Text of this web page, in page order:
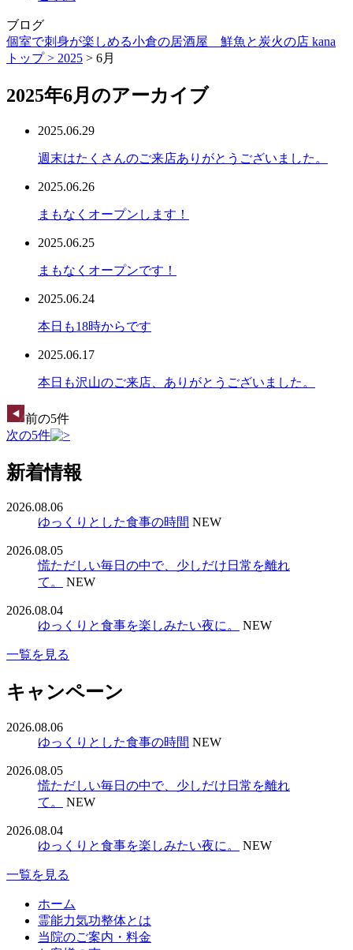
ブログ
個室で刺身が楽しめる小倉の居酒屋 鮮魚と炭火の店 kana
トップ > 2025 > 6月
2025年6月のアーカイブ
2025.06.29
週末はたくさんのご来店ありがとうございました。
2025.06.26
まもなくオープンします！
2025.06.25
まもなくオープンです！
2025.06.24
本日も18時からです
2025.06.17
本日も沢山のご来店、ありがとうございました。
前の5件
次の5件
新着情報
2026.08.06
ゆっくりとした食事の時間 NEW
2026.08.05
慌ただしい毎日の中で、少しだけ日常を離れ
て。
NEW
2026.08.04
ゆっくりと食事を楽しみたい夜に。
NEW
一覧を見る
キャンペーン
2026.08.06
ゆっくりとした食事の時間 NEW
2026.08.05
慌ただしい毎日の中で、少しだけ日常を離れ
て。
NEW
2026.08.04
ゆっくりと食事を楽しみたい夜に。
NEW
一覧を見る
ホーム
霊能力気功整体とは
当院のご案内・料金